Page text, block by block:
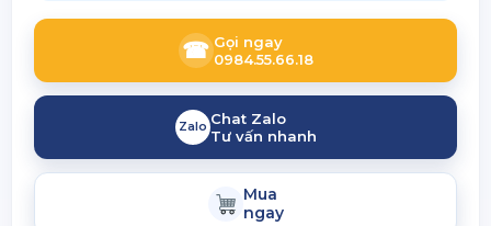
☎ Gọi ngay
0984.55.66.18
Zalo Chat Zalo
Tư vấn nhanh
Mua
ngay